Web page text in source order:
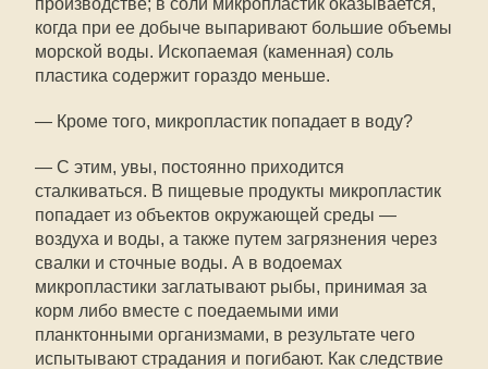
производстве; в соли микропластик оказывается,
когда при ее добыче выпаривают большие объемы
морской воды. Ископаемая (каменная) соль
пластика содержит гораздо меньше.
— Кроме того, микропластик попадает в воду?
— С этим, увы, постоянно приходится
сталкиваться. В пищевые продукты микропластик
попадает из объектов окружающей среды —
воздуха и воды, а также путем загрязнения через
свалки и сточные воды. А в водоемах
микропластики заглатывают рыбы, принимая за
корм либо вместе с поедаемыми ими
планктонными организмами, в результате чего
испытывают страдания и погибают. Как следствие